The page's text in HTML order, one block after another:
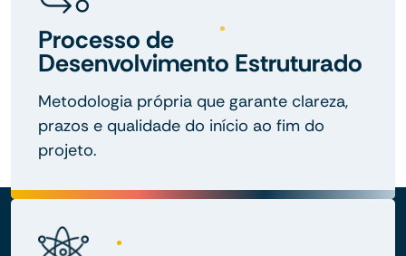
Processo de
Desenvolvimento Estruturado
Metodologia própria que garante clareza,
prazos e qualidade do início ao fim do
projeto.